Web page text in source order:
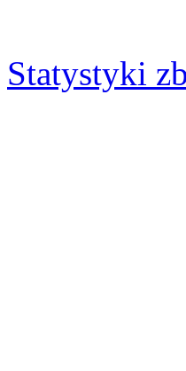
Statystyki